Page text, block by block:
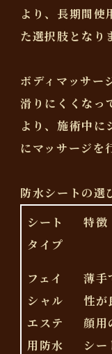
より、長期間使
た選択肢となり
ボディマッサー
滑りにくくなっ
より、施術中に
にマッサージを
防水シートの選
シート
タイプ
特徴
フェイ
シャル
エステ
用防水
薄手
性が
顔用
シー